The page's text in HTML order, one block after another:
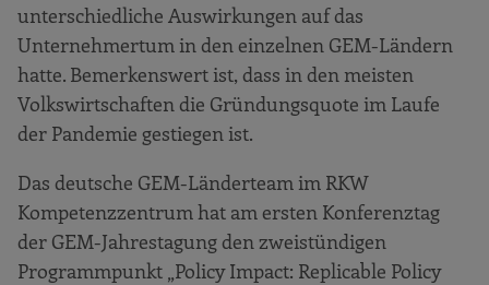
unterschiedliche Auswirkungen auf das
Unternehmertum in den einzelnen GEM-Ländern
hatte. Bemerkenswert ist, dass in den meisten
Volkswirtschaften die Gründungsquote im Laufe
der Pandemie gestiegen ist.
Das deutsche GEM-Länderteam im RKW
Kompetenzzentrum hat am ersten Konferenztag
der GEM-Jahrestagung den zweistündigen
Programmpunkt „Policy Impact: Replicable Policy